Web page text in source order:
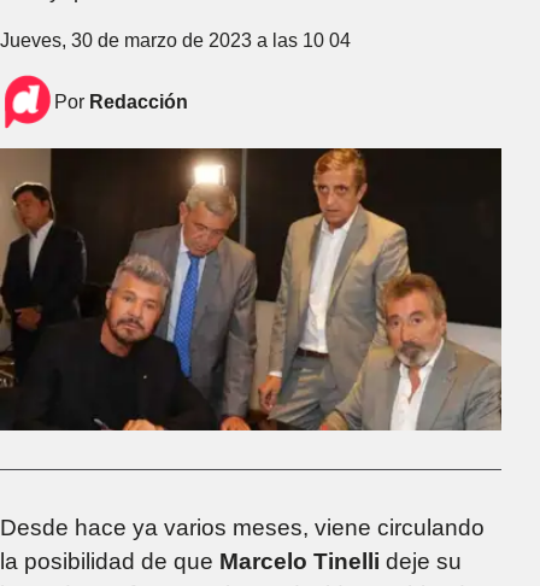
Jueves, 30 de marzo de 2023 a las 10 04
Por Redacción
Desde hace ya varios meses, viene circulando
la posibilidad de que Marcelo Tinelli deje su